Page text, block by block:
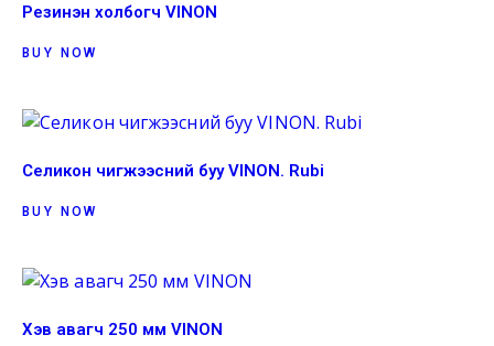
Резинэн холбогч VINON
BUY NOW
Селикон чигжээсний буу VINON. Rubi
BUY NOW
Хэв авагч 250 мм VINON